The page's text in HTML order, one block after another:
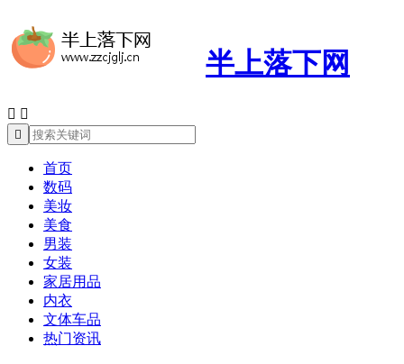
半上落下网
 

首页
数码
美妆
美食
男装
女装
家居用品
内衣
文体车品
热门资讯